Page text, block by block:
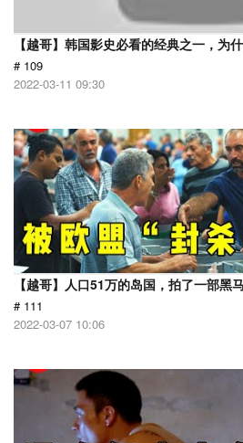
【越哥】韩国影史必看的经典之一，为
# 109
2022-03-11 09:30
【越哥】人口51万的岛国，拍了一部黑
# 111
2022-03-07 10:06